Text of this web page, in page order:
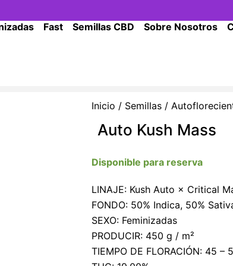
Fast Semillas CBD Sobre Nosotros
Inicio / Semillas/
Auto Kush Mass
Disponible para reserva
LINAJE: Kush Auto × Critical
FONDO: 50% Indica, 50%
SEXO: Feminizadas
PRODUCIR: 450 g / m²
TIEMPO DE FLORACIÓN: 45 –